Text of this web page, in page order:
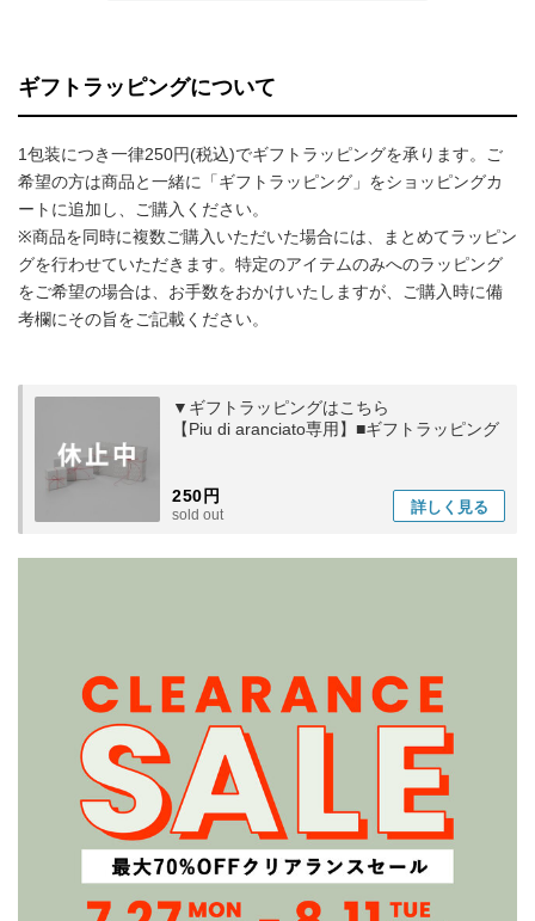
ギフトラッピングについて
1包装につき一律250円(税込)でギフトラッピングを承ります。ご
希望の方は商品と一緒に「ギフトラッピング」をショッピングカ
ートに追加し、ご購入ください。
※商品を同時に複数ご購入いただいた場合には、まとめてラッピン
グを行わせていただきます。特定のアイテムのみへのラッピング
をご希望の場合は、お手数をおかけいたしますが、ご購入時に備
考欄にその旨をご記載ください。
▼ギフトラッピングはこちら
【Piu di aranciato専用】■ギフトラッピング
250円
sold out 詳しく 見る